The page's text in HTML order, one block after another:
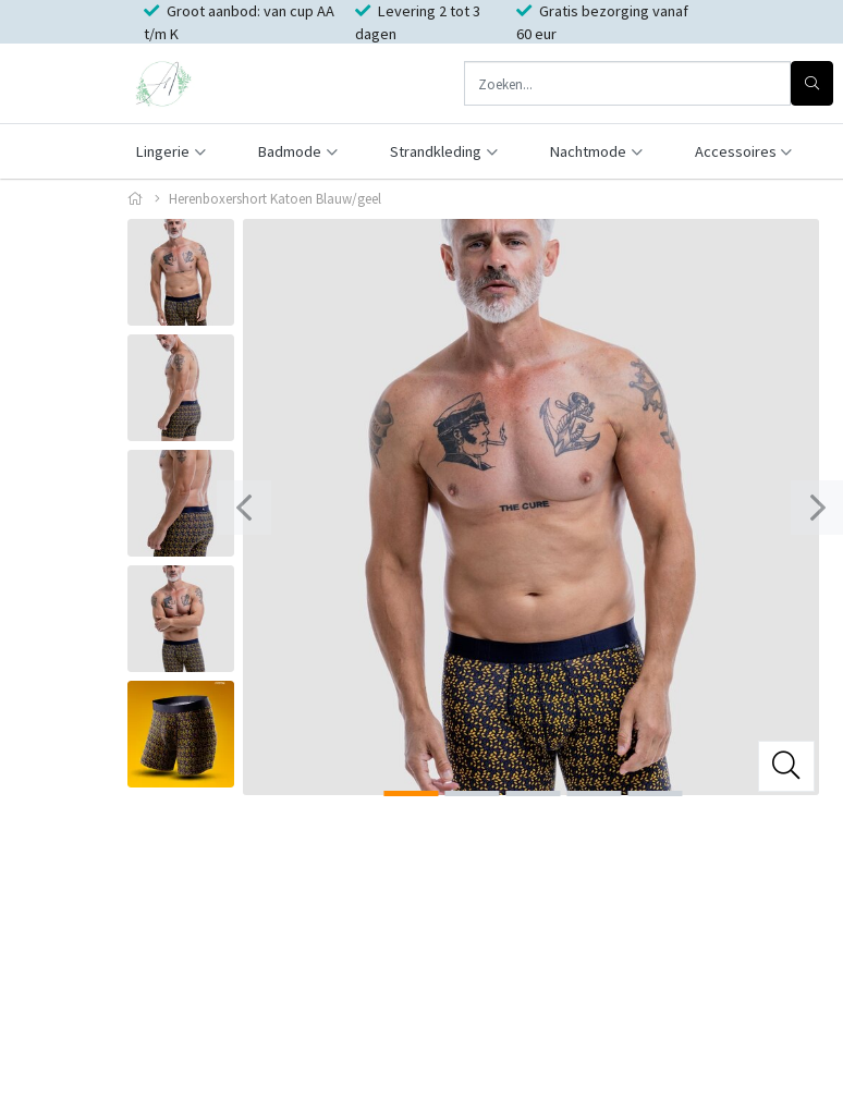
Groot aanbod: van cup AA
t/m K
Levering 2 tot 3
dagen
Gratis bezorging vanaf
60 eur
Lingerie Badmode Strandkleding Nachtmode Accessoires
Herenboxershort Katoen Blauw/geel